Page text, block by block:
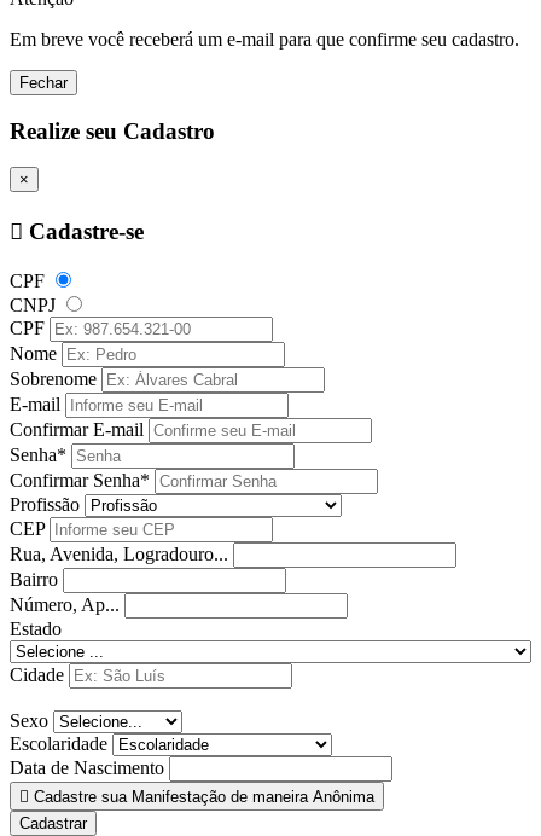
Em breve você receberá um e-mail para que confirme seu cadastro.
Fechar
Realize seu Cadastro
×
Cadastre-se
CPF
CNPJ
CPF
Nome
Sobrenome
E-mail
Confirmar E-mail
Senha*
Confirmar Senha*
Profissão
CEP
Rua, Avenida, Logradouro...
Bairro
Número, Ap...
Estado
Cidade
Sexo
Escolaridade
Data de Nascimento
Cadastre sua Manifestação de maneira Anônima
Cadastrar